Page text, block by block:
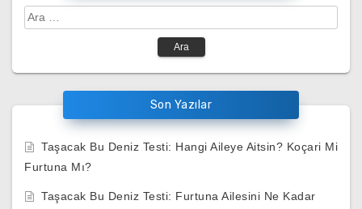
Arama:
Son Yazılar
Taşacak Bu Deniz Testi: Hangi Aileye Aitsin? Koçari Mi
Furtuna Mı?
Taşacak Bu Deniz Testi: Furtuna Ailesini Ne Kadar